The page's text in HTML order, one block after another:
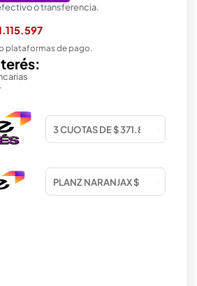
o transferencia.
plataformas de pago.